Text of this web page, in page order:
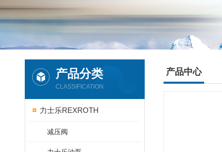
产品分类
CLASSIFICATION
力士乐REXROTH
减压阀
产品中心